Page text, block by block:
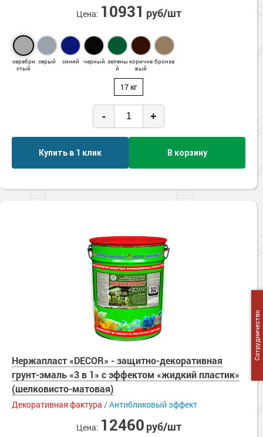
Цена: 10931 руб/шт
серебри
стый
серый синий черный зелены
й
коричне
вый
бронза
17 кг
- +
Купить в 1 клик В корзину
Нержапласт «DECOR» - защитно-декоративная
грунт-эмаль «3 в 1» с эффектом «жидкий пластик»
(шелковисто-матовая)
Декоративная фактура / Антибликовый эффект
Цена: 12460 руб/шт
Сотрудничество